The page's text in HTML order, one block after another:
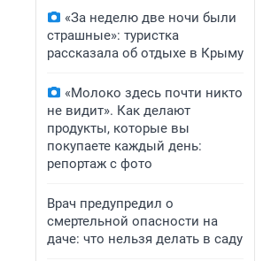
«За неделю две ночи были
страшные»: туристка
рассказала об отдыхе в Крыму
«Молоко здесь почти никто
не видит». Как делают
продукты, которые вы
покупаете каждый день:
репортаж с фото
Врач предупредил о
смертельной опасности на
даче: что нельзя делать в саду